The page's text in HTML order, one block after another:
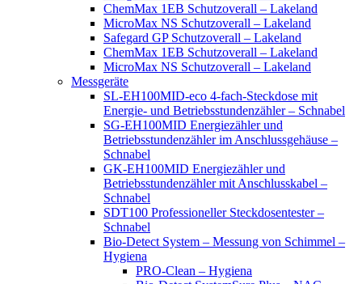
ChemMax 1EB Schutzoverall – Lakeland
MicroMax NS Schutzoverall – Lakeland
Safegard GP Schutzoverall – Lakeland
ChemMax 1EB Schutzoverall – Lakeland
MicroMax NS Schutzoverall – Lakeland
Messgeräte
SL-EH100MID-eco 4-fach-Steckdose mit
Energie- und Betriebsstundenzähler – Schnabel
SG-EH100MID Energiezähler und
Betriebsstundenzähler im Anschlussgehäuse –
Schnabel
GK-EH100MID Energiezähler und
Betriebsstundenzähler mit Anschlusskabel –
Schnabel
SDT100 Professioneller Steckdosentester –
Schnabel
Bio-Detect System – Messung von Schimmel –
Hygiena
PRO-Clean – Hygiena